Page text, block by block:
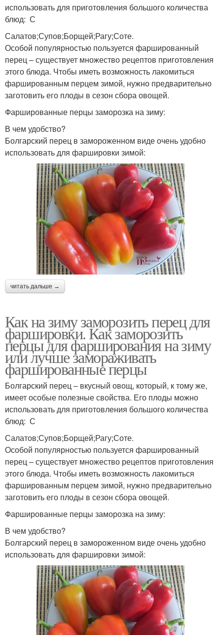
использовать для приготовления большого количества
блюд: С
Салатов;Супов;Борщей;Рагу;Соте.
Особой популярностью пользуется фаршированный
перец – существует множество рецептов приготовления
этого блюда. Чтобы иметь возможность лакомиться
фаршированным перцем зимой, нужно предварительно
заготовить его плоды в сезон сбора овощей.
Фаршированные перцы заморозка на зиму:
В чем удобство?
Болгарский перец в замороженном виде очень удобно
использовать для фаршировки зимой:
читать дальше →
Как на зиму заморозить перец для
фаршировки. Как заморозить
перцы для фарширования на зиму
или лучше замораживать
фаршированные перцы
Болгарский перец – вкусный овощ, который, к тому же,
имеет особые полезные свойства. Его плоды можно
использовать для приготовления большого количества
блюд: С
Салатов;Супов;Борщей;Рагу;Соте.
Особой популярностью пользуется фаршированный
перец – существует множество рецептов приготовления
этого блюда. Чтобы иметь возможность лакомиться
фаршированным перцем зимой, нужно предварительно
заготовить его плоды в сезон сбора овощей.
Фаршированные перцы заморозка на зиму:
В чем удобство?
Болгарский перец в замороженном виде очень удобно
использовать для фаршировки зимой: